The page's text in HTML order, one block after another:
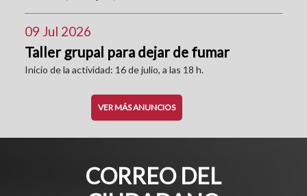
09 Jul 2026
Taller grupal para dejar de fumar
Inicio de la actividad: 16 de julio, a las 18 h.
VER MÁS ANUNCIOS
CORREO DEL